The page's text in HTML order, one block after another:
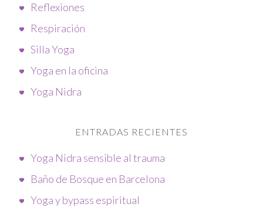
Reflexiones
Respiración
Silla Yoga
Yoga en la oficina
Yoga Nidra
ENTRADAS RECIENTES
Yoga Nidra sensible al trauma
Baño de Bosque en Barcelona
Yoga y bypass espiritual